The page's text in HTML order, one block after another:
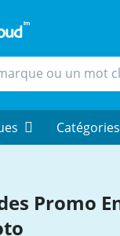
Catégories
Promo